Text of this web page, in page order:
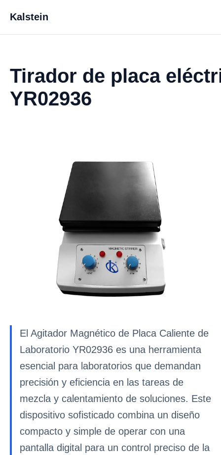
Kalstein
Tirador de placa
YR02936
El Agitador Magnético de Placa Caliente de
Laboratorio YR02936 es una herramienta
esencial para laboratorios que demandan
precisión y eficiencia en las tareas de
mezcla y calentamiento de soluciones. Este
dispositivo sofisticado combina un diseño
compacto y simple de operar con una
pantalla digital para un control preciso de la